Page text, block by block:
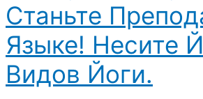
Станьте
Языке! Несите
Видов Йоги.